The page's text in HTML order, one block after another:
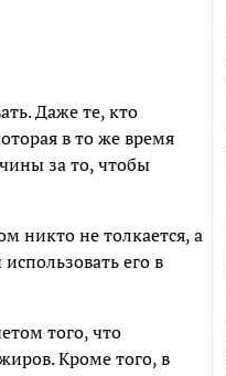
Даже те, кто
в то же время
за то, чтобы
никто не толкается, а
его в
того, что
Кроме того, в